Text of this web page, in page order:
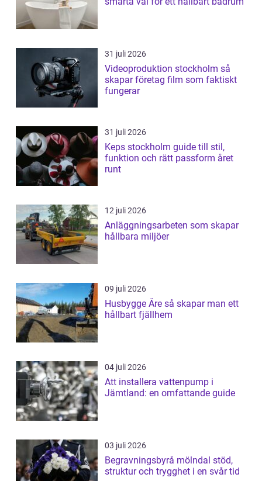
31 juli 2026
Videoproduktion stockholm så
skapar företag film som faktiskt
fungerar
31 juli 2026
Keps stockholm guide till stil,
funktion och rätt passform året
runt
12 juli 2026
Anläggningsarbeten som skapar
hållbara miljöer
09 juli 2026
Husbygge Åre så skapar man ett
hållbart fjällhem
04 juli 2026
Att installera vattenpump i
Jämtland: en omfattande guide
03 juli 2026
Begravningsbyrå mölndal stöd,
struktur och trygghet i en svår tid